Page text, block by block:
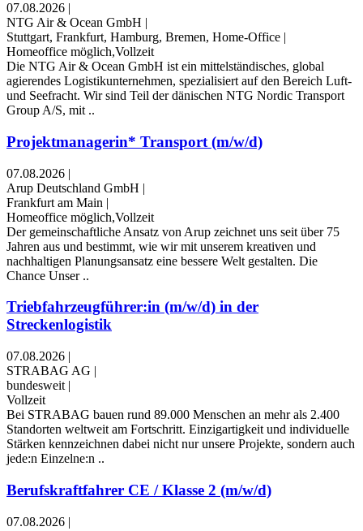
07.08.2026 |
NTG Air & Ocean GmbH |
Stuttgart, Frankfurt, Hamburg, Bremen, Home-Office |
Homeoffice möglich,Vollzeit
Die NTG Air & Ocean GmbH ist ein mittelständisches, global
agierendes Logistikunternehmen, spezialisiert auf den Bereich Luft-
und Seefracht. Wir sind Teil der dänischen NTG Nordic Transport
Group A/S, mit ..
Projektmanagerin* Transport (m/w/d)
07.08.2026 |
Arup Deutschland GmbH |
Frankfurt am Main |
Homeoffice möglich,Vollzeit
Der gemeinschaftliche Ansatz von Arup zeichnet uns seit über 75
Jahren aus und bestimmt, wie wir mit unserem kreativen und
nachhaltigen Planungsansatz eine bessere Welt gestalten. Die
Chance Unser ..
Triebfahrzeugführer:in (m/w/d) in der
Streckenlogistik
07.08.2026 |
STRABAG AG |
bundesweit |
Vollzeit
Bei STRABAG bauen rund 89.000 Menschen an mehr als 2.400
Standorten weltweit am Fortschritt. Einzigartigkeit und individuelle
Stärken kennzeichnen dabei nicht nur unsere Projekte, sondern auch
jede:n Einzelne:n ..
Berufskraftfahrer CE / Klasse 2 (m/w/d)
07.08.2026 |